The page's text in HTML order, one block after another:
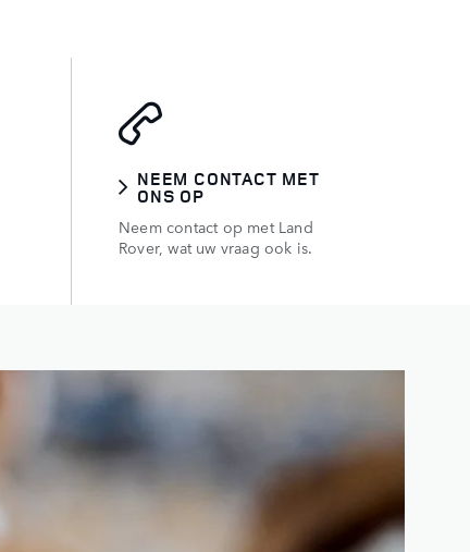
NEEM CONTACT MET
ONS OP
Neem contact op met Land
Rover, wat uw vraag ook is.